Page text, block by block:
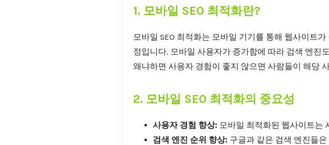
1. 모바일 SEO 최적화란?
모바일 SEO 최적화는 모바일 기기를 통해 웹사이트
정입니다. 모바일 사용자가 증가함에 따라 검색 엔진
왜냐하면 사용자 경험이 좋지 않으면 사람들이 해당
2. 모바일 SEO 최적화의 중요성
사용자 경험 향상: 모바일 최적화된 웹사이트는
검색 엔진 순위 향상: 구글과 같은 검색 엔진들